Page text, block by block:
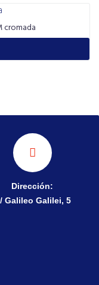
cromada
Dirección:
Galileo Galilei, 5